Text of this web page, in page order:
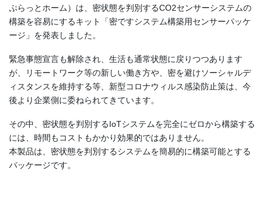
ぷらっとホーム）は、密状態を判別するCO2センサーシステムの
構築を容易にするキット「密ですシステム構築用センサーパッケ
ージ」を発表しました。
緊急事態宣言も解除され、生活も通常状態に戻りつつあります
が、リモートワーク等の新しい働き方や、密を避けソーシャルデ
ィスタンスを維持する等、新型コロナウィルス感染防止策は、今
後より企業側に委ねられてきています。
その中、密状態を判別するIoTシステムを完全にゼロから構築する
には、時間もコストもかかり効果的ではありません。
本製品は、密状態を判別するシステムを簡易的に構築可能とする
パッケージです。